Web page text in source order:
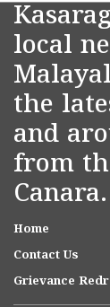
local
the
and
from
Canara.
Home
Contact Us
Grievance